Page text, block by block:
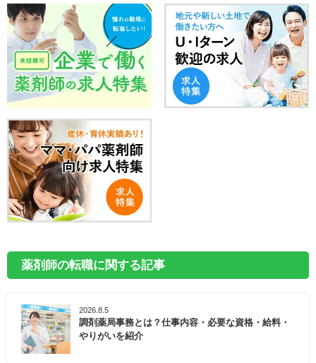
薬剤師の転職に関する記事
2026.8.5
調剤薬局事務とは？仕事内容・必要な資格・給料・
やりがいを紹介